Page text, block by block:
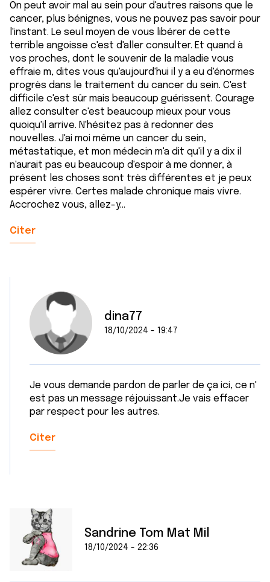
On peut avoir mal au sein pour d'autres raisons que le
cancer, plus bénignes, vous ne pouvez pas savoir pour
l'instant. Le seul moyen de vous libérer de cette
terrible angoisse c'est d'aller consulter. Et quand à
vos proches, dont le souvenir de la maladie vous
effraie m, dites vous qu'aujourd'hui il y a eu d'énormes
progrès dans le traitement du cancer du sein. C'est
difficile c'est sûr mais beaucoup guérissent. Courage
allez consulter c'est beaucoup mieux pour vous
quoiqu'il arrive. N'hésitez pas à redonner des
nouvelles. J'ai moi même un cancer du sein,
métastatique, et mon médecin m'a dit qu'il y a dix il
n'aurait pas eu beaucoup d'espoir à me donner, à
présent les choses sont très différentes et je peux
espérer vivre. Certes malade chronique mais vivre.
Accrochez vous, allez-y...
Citer
dina77
18/10/2024 - 19:47
Je vous demande pardon de parler de ça ici, ce n'
est pas un message réjouissant.Je vais effacer
par respect pour les autres.
Citer
Sandrine Tom Mat Mil
18/10/2024 - 22:36